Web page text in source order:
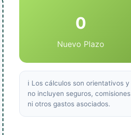
0
Nuevo Plazo
ℹ️ Los cálculos son orientativos y
no incluyen seguros, comisiones
ni otros gastos asociados.